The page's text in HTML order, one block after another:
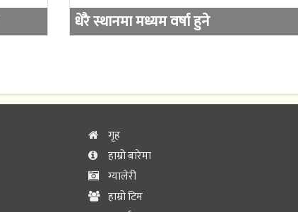
धेरै स्थानमा मध्यम वर्षा हुने
गृह
हाम्रो बारेमा
ग्यालेरी
हाम्रो टिम